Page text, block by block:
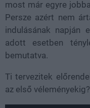
most már egyre
Persze azért nem
indulásának napján
adott esetben
bemutatva.
Ti tervezitek
az első